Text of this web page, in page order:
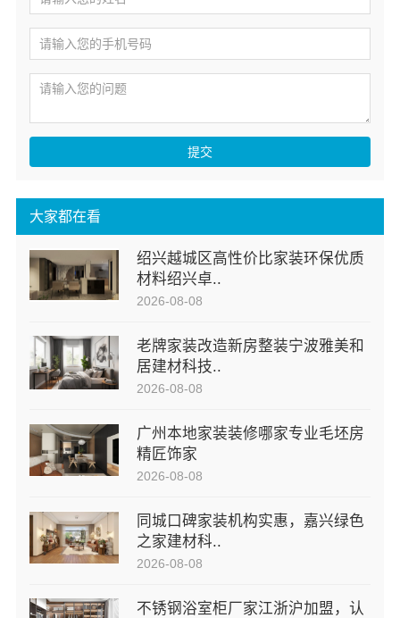
大家都在看
绍兴越城区高性价比家装环保优质
材料绍兴卓..
2026-08-08
老牌家装改造新房整装宁波雅美和
居建材科技..
2026-08-08
广州本地家装装修哪家专业毛坯房
精匠饰家
2026-08-08
同城口碑家装机构实惠，嘉兴绿色
之家建材科..
2026-08-08
不锈钢浴室柜厂家江浙沪加盟，认
提交